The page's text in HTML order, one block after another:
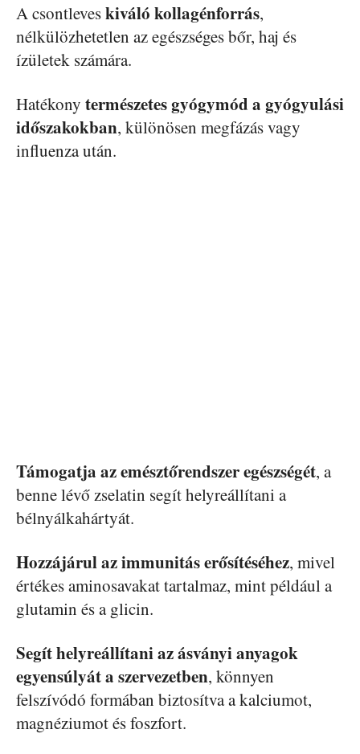
A csontleveskiváló kollagénforrás,
nélkülözhetetlen az egészséges bőr, haj és
ízületek számára.
Hatékony természetes gyógymód a gyógyulási
időszakokban, különösen megfázás vagy
influenza után.
Támogatja az emésztőrendszer egészségét, a
benne lévő zselatin segít helyreállítani a
bélnyálkahártyát.
Hozzájárul az immunitás erősítéséhez, mivel
értékes aminosavakat tartalmaz, mint például a
glutamin és a glicin.
Segít helyreállítani az ásványi anyagok
egyensúlyát a szervezetben, könnyen
felszívódó formában biztosítva a kalciumot,
magnéziumot és foszfort.